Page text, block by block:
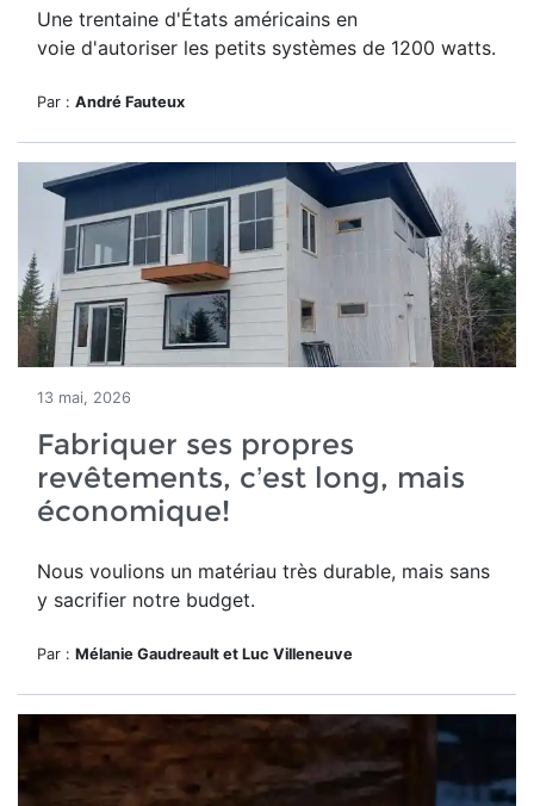
Une trentaine d'États américains en
voie d'autoriser les petits systèmes de 1200 watts.
Par : André Fauteux
13 mai, 2026
Fabriquer ses propres
revêtements, c’est long, mais
économique!
Nous voulions un matériau très durable, mais sans
y sacrifier notre budget.
Par : Mélanie Gaudreault et Luc Villeneuve